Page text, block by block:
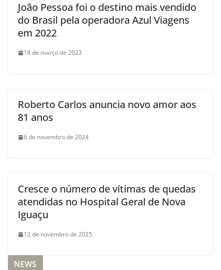
João Pessoa foi o destino mais vendido
do Brasil pela operadora Azul Viagens
em 2022
18 de março de 2023
Roberto Carlos anuncia novo amor aos
81 anos
6 de novembro de 2024
Cresce o número de vítimas de quedas
atendidas no Hospital Geral de Nova
Iguaçu
12 de novembro de 2025
NEWS